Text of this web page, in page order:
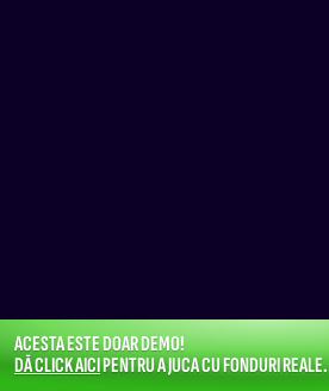
ACESTA ESTE DOAR DEMO!
DĂ CLICK AICIPENTRU A JUCA CU FONDURI REALE.